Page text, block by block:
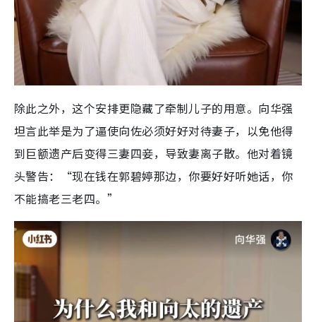
除此之外，这个安排更隐藏了牵制儿子的用意。向华强
坦言此举是为了逼使向佐必须好好对待妻子，以免他得
到巨额遗产后变得三妻四妾，导致妻离子散。他对着镜
头警告：“现在钱在郭碧婷那边，你要好好听她话，你
不能搞老三老四。”